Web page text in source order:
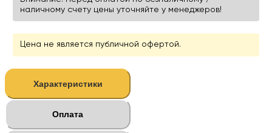
наличному счету цены уточняйте у менеджеров!
Цена не является публичной офертой.
Характеристики
Оплата